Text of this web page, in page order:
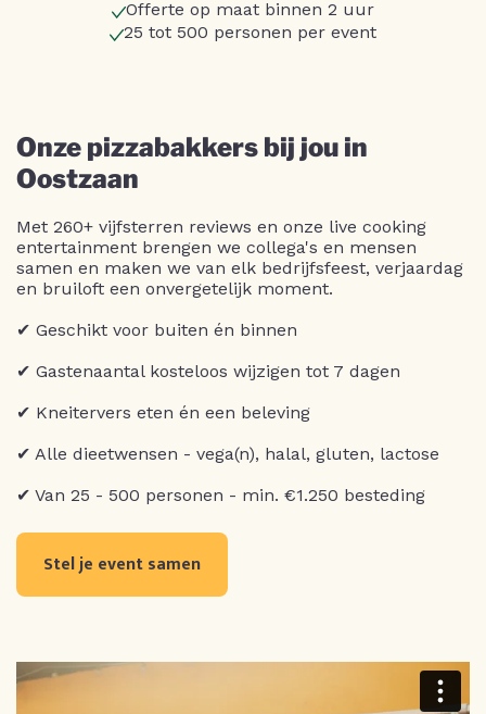
Offerte op maat binnen 2 uur
25 tot 500 personen per event
Onze pizzabakkers bij jou in
Oostzaan
Met 260+ vijfsterren reviews en onze live cooking
entertainment brengen we collega's en mensen
samen en maken we van elk bedrijfsfeest, verjaardag
en bruiloft een onvergetelijk moment.
✔ Geschikt voor buiten én binnen
✔ Gastenaantal kosteloos wijzigen tot 7 dagen
✔ Kneitervers eten én een beleving
✔ Alle dieetwensen - vega(n), halal, gluten, lactose
✔ Van 25 - 500 personen - min. €1.250 besteding
Stel je event samen